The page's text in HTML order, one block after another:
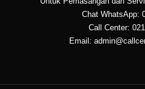
Chat WhatsApp:
Call Center:
Email: